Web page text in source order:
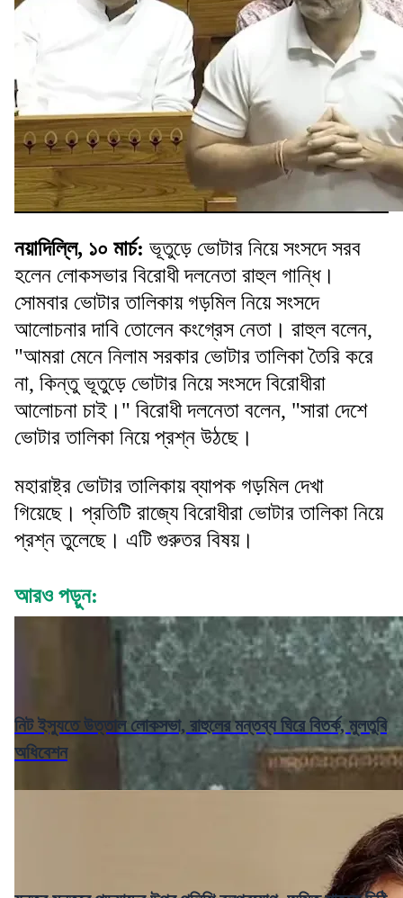
নয়াদিল্লি, ১০ মার্চ: ভূতুড়ে ভোটার নিয়ে সংসদে সরব
হলেন লোকসভার বিরোধী দলনেতা রাহুল গান্ধি।
সোমবার ভোটার তালিকায় গড়মিল নিয়ে সংসদে
আলোচনার দাবি তোলেন কংগ্রেস নেতা। রাহুল বলেন,
"আমরা মেনে নিলাম সরকার ভোটার তালিকা তৈরি করে
না, কিন্তু ভূতুড়ে ভোটার নিয়ে সংসদে বিরোধীরা
আলোচনা চাই।" বিরোধী দলনেতা বলেন, "সারা দেশে
ভোটার তালিকা নিয়ে প্রশ্ন উঠছে।
মহারাষ্ট্র ভোটার তালিকায় ব্যাপক গড়মিল দেখা
গিয়েছে। প্রতিটি রাজ্যে বিরোধীরা ভোটার তালিকা নিয়ে
প্রশ্ন তুলেছে। এটি গুরুতর বিষয়।
আরও পড়ুন:
নিট ইস্যুতে উত্তাল লোকসভা, রাহুলের মন্তব্য ঘিরে বিতর্ক, মুলতুবি
অধিবেশন